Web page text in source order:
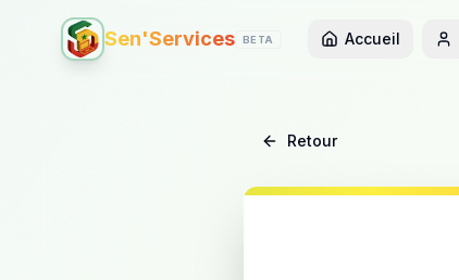
Sen'Services BETA Accueil
Retour